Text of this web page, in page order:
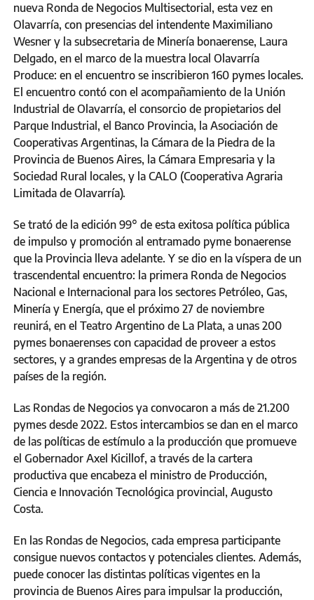
nueva Ronda de Negocios Multisectorial, esta vez en
Olavarría, con presencias del intendente Maximiliano
Wesner y la subsecretaria de Minería bonaerense, Laura
Delgado, en el marco de la muestra local Olavarría
Produce: en el encuentro se inscribieron 160 pymes locales.
El encuentro contó con el acompañamiento de la Unión
Industrial de Olavarría, el consorcio de propietarios del
Parque Industrial, el Banco Provincia, la Asociación de
Cooperativas Argentinas, la Cámara de la Piedra de la
Provincia de Buenos Aires, la Cámara Empresaria y la
Sociedad Rural locales, y la CALO (Cooperativa Agraria
Limitada de Olavarría).
Se trató de la edición 99° de esta exitosa política pública
de impulso y promoción al entramado pyme bonaerense
que la Provincia lleva adelante. Y se dio en la víspera de un
trascendental encuentro: la primera Ronda de Negocios
Nacional e Internacional para los sectores Petróleo, Gas,
Minería y Energía, que el próximo 27 de noviembre
reunirá, en el Teatro Argentino de La Plata, a unas 200
pymes bonaerenses con capacidad de proveer a estos
sectores, y a grandes empresas de la Argentina y de otros
países de la región.
Las Rondas de Negocios ya convocaron a más de 21.200
pymes desde 2022. Estos intercambios se dan en el marco
de las políticas de estímulo a la producción que promueve
el Gobernador Axel Kicillof, a través de la cartera
productiva que encabeza el ministro de Producción,
Ciencia e Innovación Tecnológica provincial, Augusto
Costa.
En las Rondas de Negocios, cada empresa participante
consigue nuevos contactos y potenciales clientes. Además,
puede conocer las distintas políticas vigentes en la
provincia de Buenos Aires para impulsar la producción,